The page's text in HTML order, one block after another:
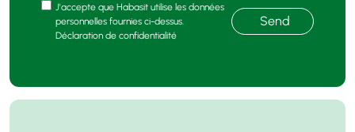
J'accepte que Habasit utilise les données
personnelles fournies ci-dessus.
Déclaration de confidentialité
Send